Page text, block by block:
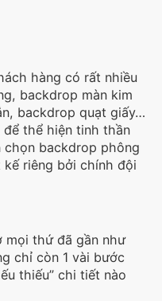
hàng có rất nhiều
backdrop màn kim
backdrop quạt giấy…
thể hiện tinh thần
chọn backdrop phông
riêng bởi chính đội
mọi thứ đã gần như
chỉ còn 1 vài bước
thiếu” chi tiết nào